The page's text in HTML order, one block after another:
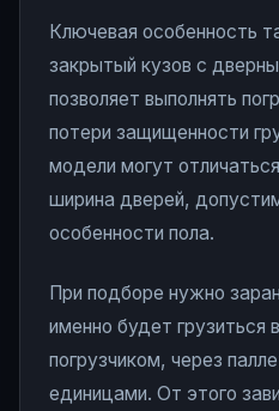
Ключевая особенность
закрытый кузов с
позволяет выполнять
потери защищенности
модели могут
ширина дверей,
особенности пола.
При подборе нужно
именно будет грузиться
погрузчиком, через
единицами. От этого